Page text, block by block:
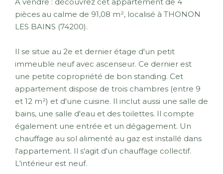
pièces au calme de 91,08 m², localisé à THONON
LES BAINS (74200).
Il se situe au 2e et dernier étage d'un petit
immeuble neuf avec ascenseur. Ce dernier est
une petite copropriété de bon standing. Cet
appartement dispose de trois chambres (entre 9
et 12 m²) et d'une cuisine. Il inclut aussi une salle de
bains, une salle d'eau et des toilettes. Il compte
également une entrée et un dégagement. Un
chauffage au sol alimenté au gaz est installé dans
l'appartement. Il s'agit d'un chauffage collectif.
L'intérieur est neuf.